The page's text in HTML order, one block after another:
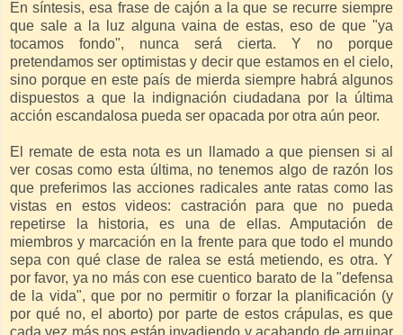
En síntesis, esa frase de cajón a la que se recurre siempre
que sale a la luz alguna vaina de estas, eso de que "ya
tocamos fondo", nunca será cierta. Y no porque
pretendamos ser optimistas y decir que estamos en el cielo,
sino porque en este país de mierda siempre habrá algunos
dispuestos a que la indignación ciudadana por la última
acción escandalosa pueda ser opacada por otra aún peor.
El remate de esta nota es un llamado a que piensen si al
ver cosas como esta última, no tenemos algo de razón los
que preferimos las acciones radicales ante ratas como las
vistas en estos videos: castración para que no pueda
repetirse la historia, es una de ellas. Amputación de
miembros y marcación en la frente para que todo el mundo
sepa con qué clase de ralea se está metiendo, es otra. Y
por favor, ya no más con ese cuentico barato de la "defensa
de la vida", que por no permitir o forzar la planificación (y
por qué no, el aborto) por parte de estos crápulas, es que
cada vez más nos están invadiendo y acabando de arruinar